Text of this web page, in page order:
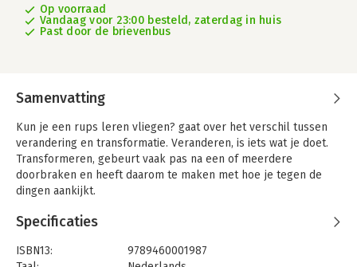
Op voorraad
Vandaag voor 23:00 besteld, zaterdag in huis
Past door de brievenbus
Samenvatting
Kun je een rups leren vliegen? gaat over het verschil tussen
verandering en transformatie. Veranderen, is iets wat je doet.
Transformeren, gebeurt vaak pas na een of meerdere
doorbraken en heeft daarom te maken met hoe je tegen de
dingen aankijkt.
je niet ziet, zie je niet totdat je het ziet. En wat je niet inziet, zie
altijd een onverwachte gebeurtenis. Let op het woord
Specificaties
ISBN13:
9789460001987